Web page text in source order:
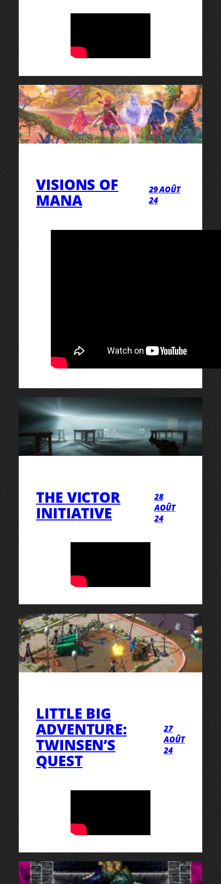
VISIONS OF
MANA
29 AOÛT
24
THE VICTOR
INITIATIVE
28
AOÛT
24
LITTLE BIG
ADVENTURE:
TWINSEN’S
QUEST
27
AOÛT
24